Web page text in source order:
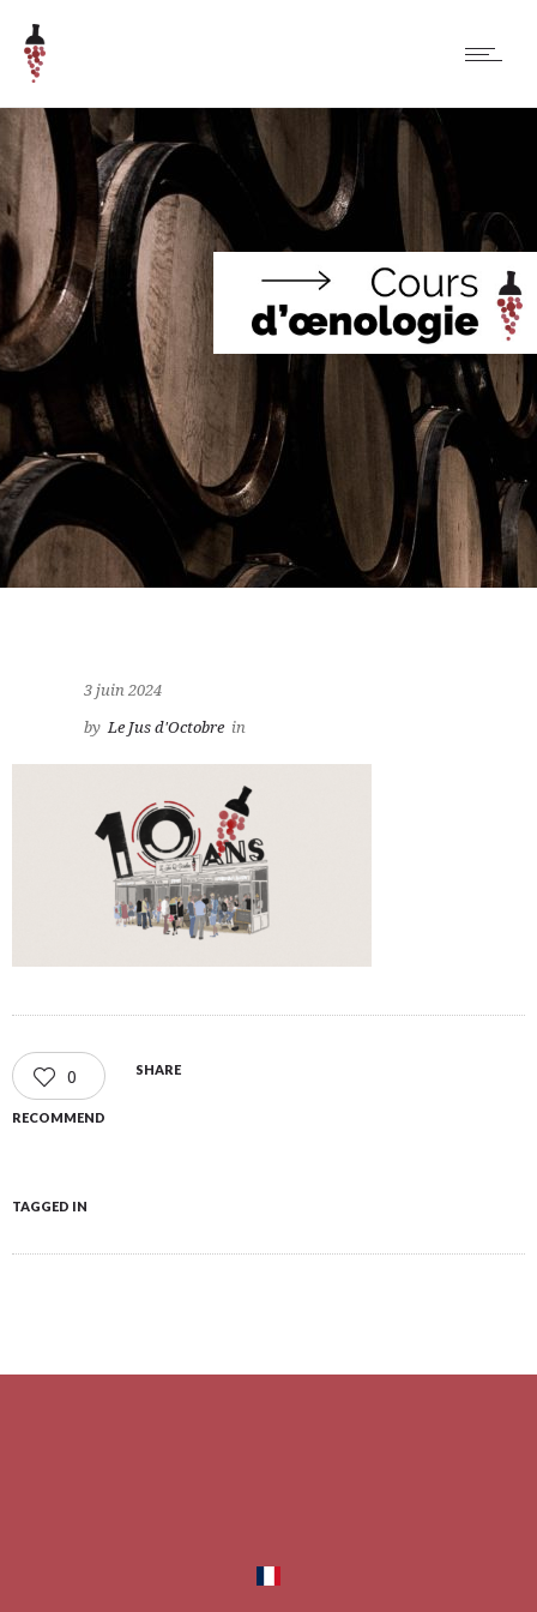
3 juin 2024
by Le Jus d'Octobre in
0
RECOMMEND
SHARE
TAGGED IN